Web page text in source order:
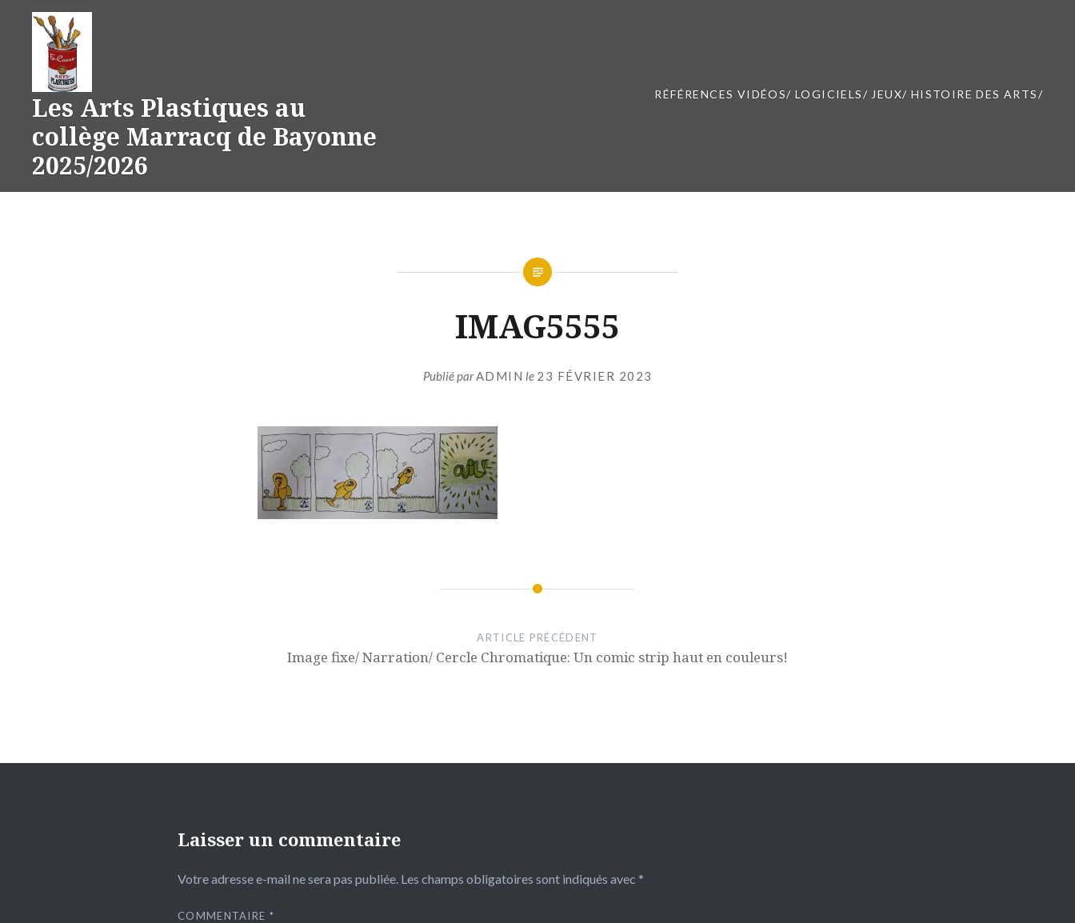
Les Arts Plastiques au
collège Marracq de Bayonne
2025/2026
RÉFÉRENCES VIDÉOS/ LOGICIELS/ JEUX/ HISTOIRE DES ARTS/
IMAG5555
Publié parADMIN le 23 FÉVRIER 2023
ARTICLE PRÉCÉDENT
Image fixe/ Narration/ Cercle Chromatique: Un comic strip haut en couleurs!
Laisser un commentaire
Votre adresse e-mail ne sera pas publiée. Les champs obligatoires sont indiqués avec *
COMMENTAIRE *